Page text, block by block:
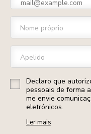
Nome próprio
Apelido
Declaro que
pessoais de forma
me envie
eletrónicos.
Ler mais